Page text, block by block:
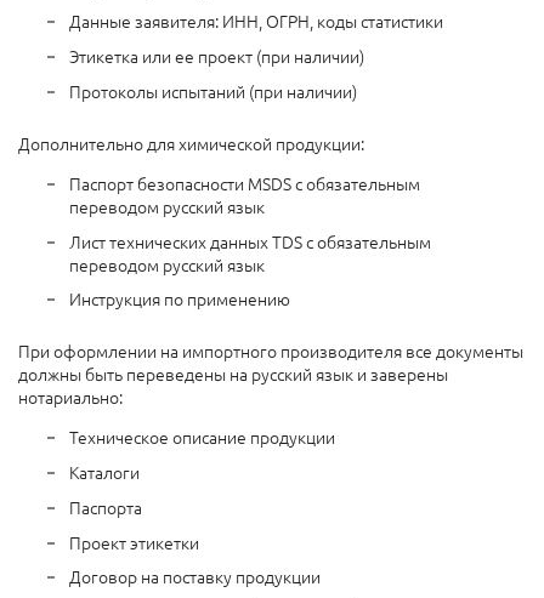
Данные заявителя: ИНН, ОГРН, коды статистики
Этикетка или ее проект (при наличии)
Протоколы испытаний (при наличии)
Дополнительно для химической продукции:
Паспорт безопасности MSDS с обязательным
переводом русский язык
Лист технических данных TDS с обязательным
переводом русский язык
Инструкция по применению
При оформлении на импортного производителя все документы
должны быть переведены на русский язык и заверены
нотариально:
Техническое описание продукции
Каталоги
Паспорта
Проект этикетки
Договор на поставку продукции